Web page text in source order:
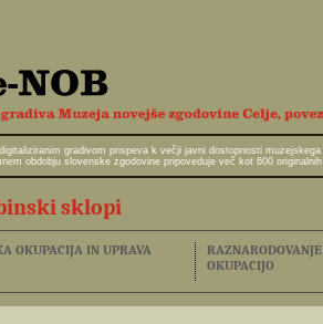
gradivom prispeva k večji javni dostopnosti
obdobju slovenske zgodovine pripoveduje več kot 600
sklopi
OKUPACIJA IN UPRAVA
OKUPACIJO